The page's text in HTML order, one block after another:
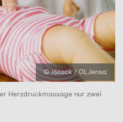
© iStock / OLJensa
Herzdruckmassage nur zwei